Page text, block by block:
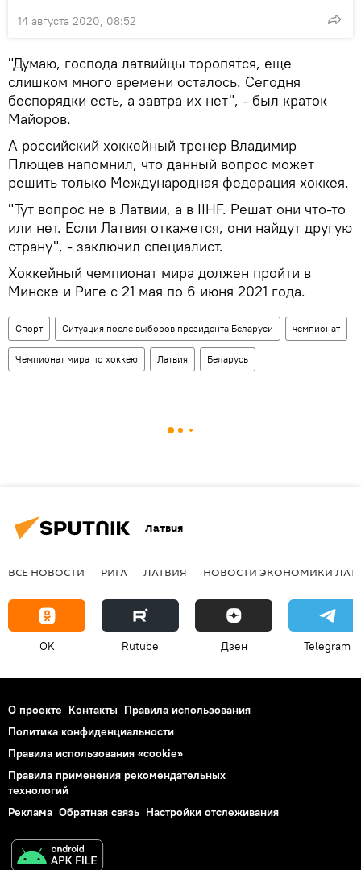
14 августа 2020, 08:52
"Думаю, господа латвийцы торопятся, еще
слишком много времени осталось. Сегодня
беспорядки есть, а завтра их нет", - был краток
Майоров.
А российский хоккейный тренер Владимир
Плющев напомнил, что данный вопрос может
решить только Международная федерация хоккея.
"Тут вопрос не в Латвии, а в IIHF. Решат они что-то
или нет. Если Латвия откажется, они найдут другую
страну", - заключил специалист.
Хоккейный чемпионат мира должен пройти в
Минске и Риге с 21 мая по 6 июня 2021 года.
Спорт Ситуация после выборов президента Беларуси чемпионат
Чемпионат мира по хоккею Латвия Беларусь
Латвия
ВСЕ НОВОСТИ РИГА ЛАТВИЯ НОВОСТИ ЭКОНОМИКИ
OK Rutube Дзен Telegram
О проекте Контакты Правила использования
Политика конфиденциальности
Правила использования «cookie»
Правила применения рекомендательных
технологий
Реклама Обратная связь Настройки отслеживания